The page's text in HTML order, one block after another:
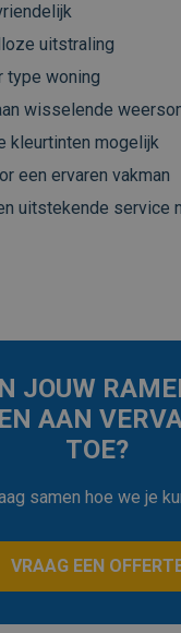
uitstraling
type woning
wisselende
kleurtinten mogelijk
een ervaren vakman
uitstekende service
JOUW
AAN
TOE?
samen hoe we je
VRAAG EEN